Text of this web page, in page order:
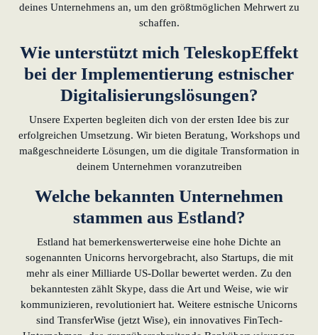
deines Unternehmens an, um den größtmöglichen Mehrwert zu
schaffen.
Wie unterstützt mich TeleskopEffekt
bei der Implementierung estnischer
Digitalisierungslösungen?
Unsere Experten begleiten dich von der ersten Idee bis zur
erfolgreichen Umsetzung. Wir bieten Beratung, Workshops und
maßgeschneiderte Lösungen, um die digitale Transformation in
deinem Unternehmen voranzutreiben
Welche bekannten Unternehmen
stammen aus Estland?
Estland hat bemerkenswerterweise eine hohe Dichte an
sogenannten Unicorns hervorgebracht, also Startups, die mit
mehr als einer Milliarde US-Dollar bewertet werden. Zu den
bekanntesten zählt Skype, dass die Art und Weise, wie wir
kommunizieren, revolutioniert hat. Weitere estnische Unicorns
sind TransferWise (jetzt Wise), ein innovatives FinTech-